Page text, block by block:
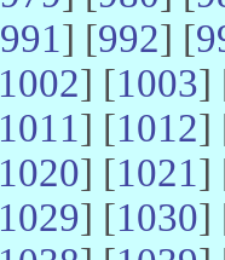
991] [992] [
1002] [1003]
1011] [1012]
1020] [1021]
1029] [1030]